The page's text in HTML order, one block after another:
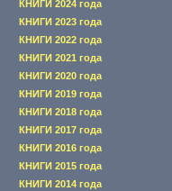
КНИГИ 2024 года
КНИГИ 2023 года
КНИГИ 2022 года
КНИГИ 2021 года
КНИГИ 2020 года
КНИГИ 2019 года
КНИГИ 2018 года
КНИГИ 2017 года
КНИГИ 2016 года
КНИГИ 2015 года
КНИГИ 2014 года